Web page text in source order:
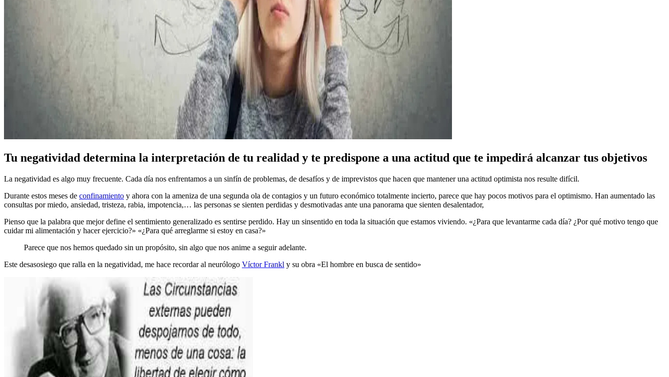
Tu negatividad determina la interpretación de tu realidad y te predispone a una actitud que te impedirá alcanzar tus objetivos
La negatividad es algo muy frecuente. Cada día nos enfrentamos a un sinfín de problemas, de desafíos y de imprevistos que hacen que mantener una actitud optimista nos resulte difícil.
Durante estos meses de confinamiento y ahora con la ameniza de una segunda ola de contagios y un futuro económico totalmente incierto, parece que hay pocos motivos para el optimismo. Han aumentado las
consultas por miedo, ansiedad, tristeza, rabia, impotencia,… las personas se sienten perdidas y desmotivadas ante una panorama que sienten desalentador,
Pienso que la palabra que mejor define el sentimiento generalizado es sentirse perdido. Hay un sinsentido en toda la situación que estamos viviendo. «¿Para que levantarme cada día? ¿Por qué motivo tengo que
cuidar mi alimentación y hacer ejercicio?» «¿Para qué arreglarme si estoy en casa?»
Parece que nos hemos quedado sin un propósito, sin algo que nos anime a seguir adelante.
Este desasosiego que ralla en la negatividad, me hace recordar al neurólogo Víctor Frankl y su obra «El hombre en busca de sentido»